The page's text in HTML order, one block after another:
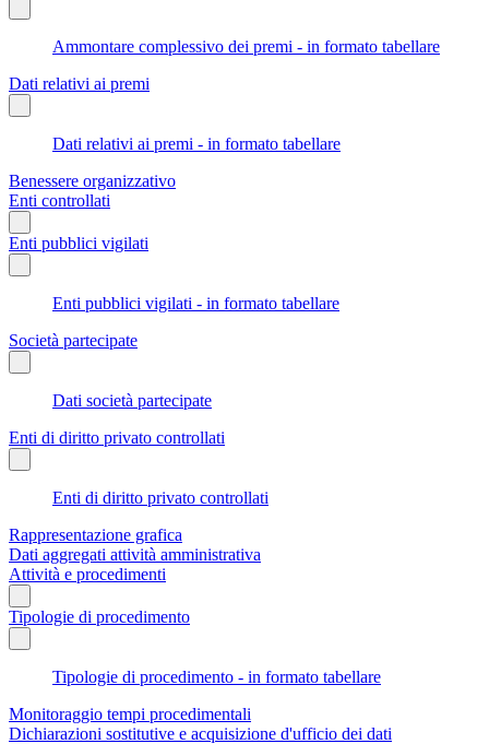
Ammontare complessivo dei premi - in formato tabellare
Dati relativi ai premi
Dati relativi ai premi - in formato tabellare
Benessere organizzativo
Enti controllati
Enti pubblici vigilati
Enti pubblici vigilati - in formato tabellare
Società partecipate
Dati società partecipate
Enti di diritto privato controllati
Enti di diritto privato controllati
Rappresentazione grafica
Dati aggregati attività amministrativa
Attività e procedimenti
Tipologie di procedimento
Tipologie di procedimento - in formato tabellare
Monitoraggio tempi procedimentali
Dichiarazioni sostitutive e acquisizione d'ufficio dei dati